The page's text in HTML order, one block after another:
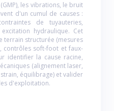
les vibrations, le bruit
d'un cumul de causes :
de tuyauteries,
hydraulique. Cet
terrain structurée (mesures
contrôles soft-foot et faux-
identifier la cause racine,
(alignement laser,
équilibrage) et valider
d'exploitation.